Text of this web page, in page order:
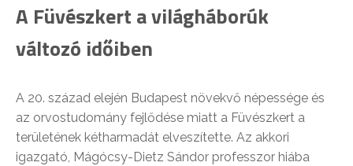
A Füvészkert a világháborúk
változó időiben
A 20. század elején Budapest növekvő népessége és
az orvostudomány fejlődése miatt a Füvészkert a
területének kétharmadát elveszítette. Az akkori
igazgató, Mágócsy-Dietz Sándor professzor hiába